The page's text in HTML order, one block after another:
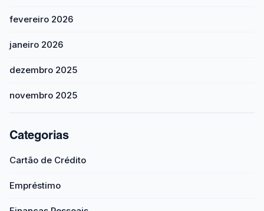
fevereiro 2026
janeiro 2026
dezembro 2025
novembro 2025
Categorias
Cartão de Crédito
Empréstimo